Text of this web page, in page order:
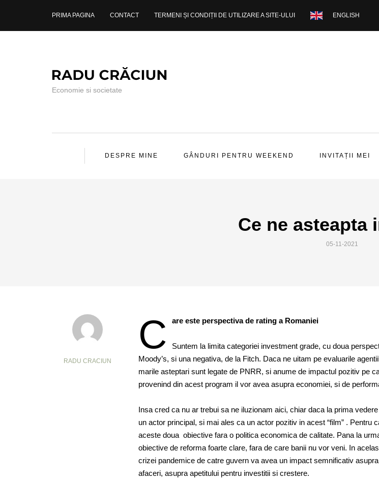
PRIMA PAGINA CONTACT TERMENI ȘI CONDIȚII DE UTILIZARE A SITE-ULUI ENGLISH
Economie si societate
DESPRE MINE GÂNDURI PENTRU WEEKEND INVITAȚII MEI
Ce ne asteapta
05-11-2021
RADU CRACIUN
C are este perspectiva de rating a Romaniei
Suntem la limita categoriei investment grade, cu doua
Moody’s, si una negativa, de la Fitch. Daca ne uitam pe evaluarile
marile asteptari sunt legate de PNRR, si anume de impactul pozitiv pe
provenind din acest program il vor avea asupra economiei, si de
Insa cred ca nu ar trebui sa ne iluzionam aici, chiar daca la prima
un actor principal, si mai ales ca un actor pozitiv in acest “film” . Pentru
aceste doua obiective fara o politica economica de calitate. Pana la
obiective de reforma foarte clare, fara de care banii nu vor veni. In
crizei pandemice de catre guvern va avea un impact semnificativ
afaceri, asupra apetitului pentru investitii si crestere.